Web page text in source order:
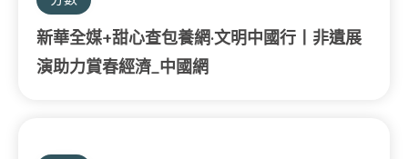
新華全媒+甜心查包養網·文明中國行丨非遺展
演助力賞春經濟_中國網